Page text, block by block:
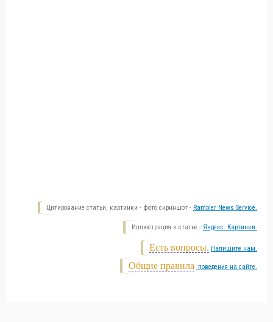
Цитирование статьи, картинки - фото скриншот - Rambler News Service.
Иллюстрация к статье - Яндекс. Картинки.
Есть вопросы. Напишите нам.
Общие правила поведения на сайте.